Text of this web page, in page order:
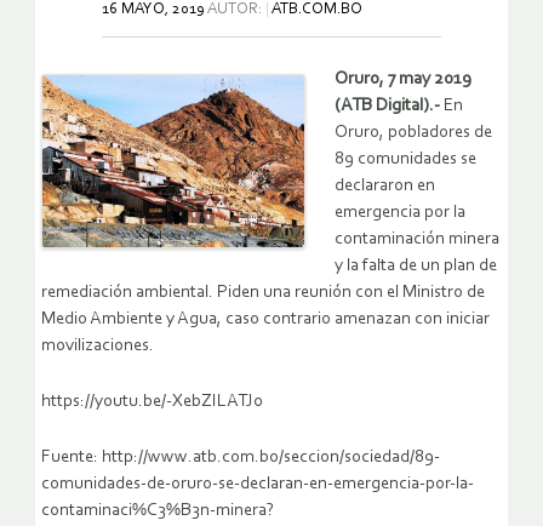
16 MAYO, 2019 AUTOR: ATB.COM.BO
Oruro, 7 may 2019
(ATB Digital).- En
Oruro, pobladores de
89 comunidades se
declararon en
emergencia por la
contaminación minera
y la falta de un plan de
remediación ambiental. Piden una reunión con el Ministro de
Medio Ambiente y Agua, caso contrario amenazan con iniciar
movilizaciones.
https://youtu.be/-XebZILATJ0
Fuente: http://www.atb.com.bo/seccion/sociedad/89-
comunidades-de-oruro-se-declaran-en-emergencia-por-la-
contaminaci%C3%B3n-minera?